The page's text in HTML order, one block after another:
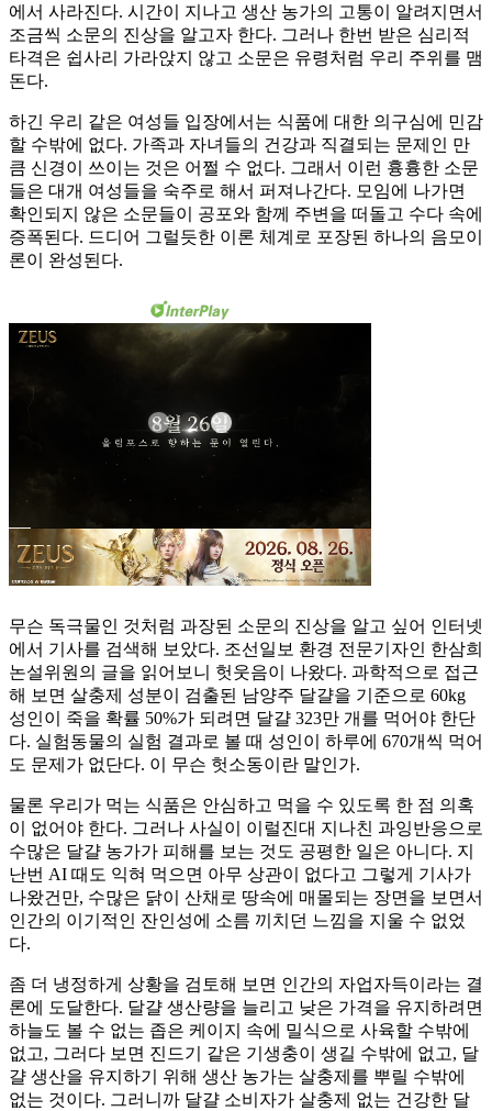
에서 사라진다. 시간이 지나고 생산 농가의 고통이 알려지면서
조금씩 소문의 진상을 알고자 한다. 그러나 한번 받은 심리적
타격은 쉽사리 가라앉지 않고 소문은 유령처럼 우리 주위를 맴
돈다.
하긴 우리 같은 여성들 입장에서는 식품에 대한 의구심에 민감
할 수밖에 없다. 가족과 자녀들의 건강과 직결되는 문제인 만
큼 신경이 쓰이는 것은 어쩔 수 없다. 그래서 이런 흉흉한 소문
들은 대개 여성들을 숙주로 해서 퍼져나간다. 모임에 나가면
확인되지 않은 소문들이 공포와 함께 주변을 떠돌고 수다 속에
증폭된다. 드디어 그럴듯한 이론 체계로 포장된 하나의 음모이
론이 완성된다.
무슨 독극물인 것처럼 과장된 소문의 진상을 알고 싶어 인터넷
에서 기사를 검색해 보았다. 조선일보 환경 전문기자인 한삼희
논설위원의 글을 읽어보니 헛웃음이 나왔다. 과학적으로 접근
해 보면 살충제 성분이 검출된 남양주 달걀을 기준으로 60kg
성인이 죽을 확률 50%가 되려면 달걀 323만 개를 먹어야 한단
다. 실험동물의 실험 결과로 볼 때 성인이 하루에 670개씩 먹어
도 문제가 없단다. 이 무슨 헛소동이란 말인가.
물론 우리가 먹는 식품은 안심하고 먹을 수 있도록 한 점 의혹
이 없어야 한다. 그러나 사실이 이럴진대 지나친 과잉반응으로
수많은 달걀 농가가 피해를 보는 것도 공평한 일은 아니다. 지
난번 AI 때도 익혀 먹으면 아무 상관이 없다고 그렇게 기사가
나왔건만, 수많은 닭이 산채로 땅속에 매몰되는 장면을 보면서
인간의 이기적인 잔인성에 소름 끼치던 느낌을 지울 수 없었
다.
좀 더 냉정하게 상황을 검토해 보면 인간의 자업자득이라는 결
론에 도달한다. 달걀 생산량을 늘리고 낮은 가격을 유지하려면
하늘도 볼 수 없는 좁은 케이지 속에 밀식으로 사육할 수밖에
없고, 그러다 보면 진드기 같은 기생충이 생길 수밖에 없고, 달
걀 생산을 유지하기 위해 생산 농가는 살충제를 뿌릴 수밖에
없는 것이다. 그러니까 달걀 소비자가 살충제 없는 건강한 달